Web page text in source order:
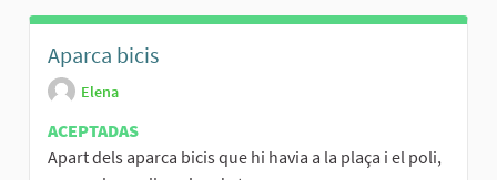
Aparca bicis
Elena
ACEPTADAS
Apart dels aparca bicis que hi havia a la plaça i el poli,